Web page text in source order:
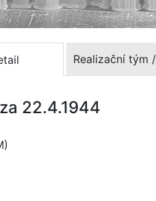
Realizační tým
22.4.1944